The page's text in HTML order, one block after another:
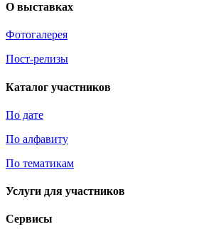
О выставках
Фотогалерея
Пост-релизы
Каталог участников
По дате
По алфавиту
По тематикам
Услуги для участников
Сервисы